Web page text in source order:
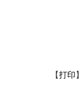
【打印 】